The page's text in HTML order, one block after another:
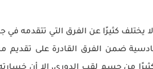
يختلف كثيرًا عن الفرق التي تتقدمه
ضمن الفرق القادرة على تقديم